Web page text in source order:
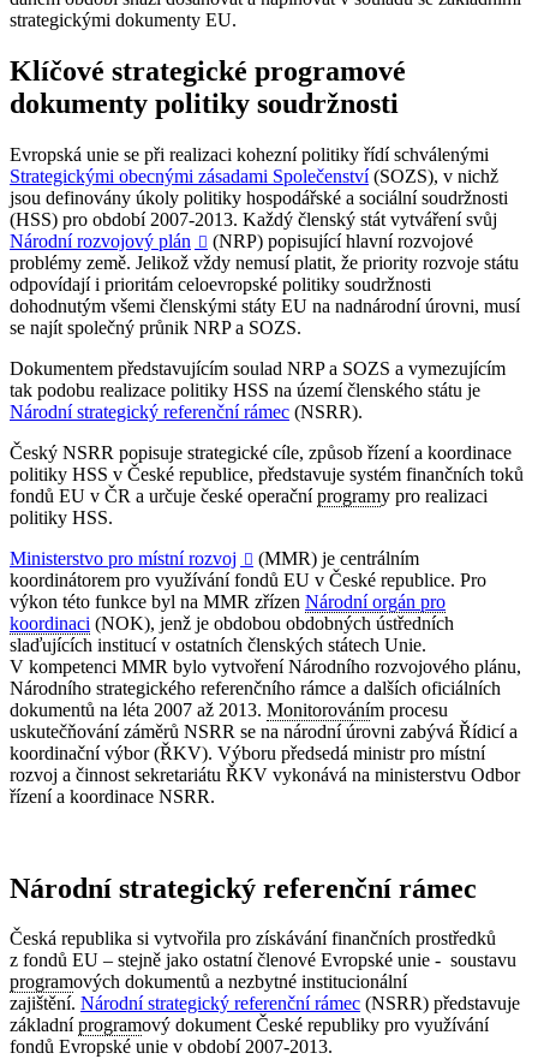
strategickými dokumenty EU.
Klíčové strategické programové
dokumenty politiky soudržnosti
Evropská unie se při realizaci kohezní politiky řídí schválenými
Strategickými obecnými zásadami Společenství(SOZS), v nichž
jsou definovány úkoly politiky hospodářské a sociální soudržnosti
(HSS) pro období 2007-2013. Každý členský stát vytváření svůj
Národní rozvojový plán  (NRP) popisující hlavní rozvojové
problémy země. Jelikož vždy nemusí platit, že priority rozvoje státu
odpovídají i prioritám celoevropské politiky soudržnosti
dohodnutým všemi členskými státy EU na nadnárodní úrovni, musí
se najít společný průnik NRP a SOZS.
Dokumentem představujícím soulad NRP a SOZS a vymezujícím
tak podobu realizace politiky HSS na území členského státu je
Národní strategický referenční rámec (NSRR).
Český NSRR popisuje strategické cíle, způsob řízení a koordinace
politiky HSS v České republice, představuje systém finančních toků
fondů EU v ČR a určuje české operačníprogramy pro realizaci
politiky HSS.
Ministerstvo pro místní rozvoj  (MMR) je centrálním
koordinátorem pro využívání fondů EU v České republice. Pro
výkon této funkce byl na MMR zřízen Národní orgán pro
koordinaci (NOK), jenž je obdobou obdobných ústředních
slaďujících institucí v ostatních členských státech Unie.
V kompetenci MMR bylo vytvoření Národního rozvojového plánu,
Národního strategického referenčního rámce a dalších oficiálních
dokumentů na léta 2007 až 2013. Monitorováním procesu
uskutečňování záměrů NSRR se na národní úrovni zabývá Řídicí a
koordinační výbor (ŘKV). Výboru předsedá ministr pro místní
rozvoj a činnost sekretariátu ŘKV vykonává na ministerstvu Odbor
řízení a koordinace NSRR.
Národní strategický referenční rámec
Česká republika si vytvořila pro získávání finančních prostředků
z fondů EU – stejně jako ostatní členové Evropské unie - soustavu
programových dokumentů a nezbytné institucionální
zajištění. Národní strategický referenční rámec (NSRR) představuje
základníprogramový dokument České republiky pro využívání
fondů Evropské unie v období 2007-2013.